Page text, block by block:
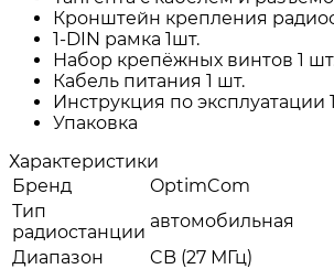
Кронштейн крепления
1-DIN рамка 1шт.
Набор крепёжных винтов 1
Кабель питания 1 шт.
Инструкция по эксплуатации
Упаковка
Характеристики
Бренд
OptimCom
Тип
радиостанции
автомобильная
Диапазон
CB (27 МГц)